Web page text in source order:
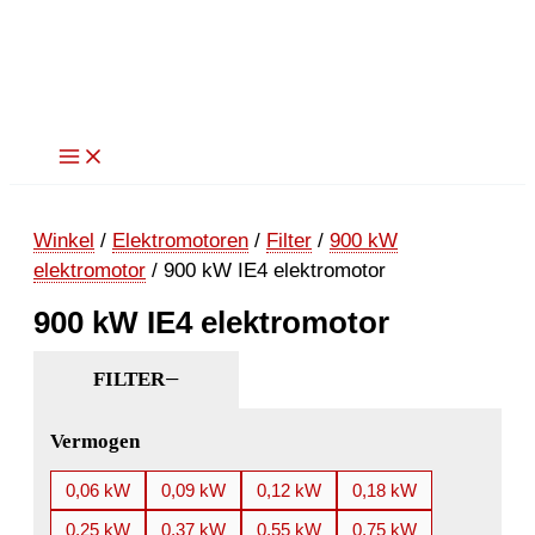
Winkel / Elektromotoren / Filter / 900 kW
elektromotor / 900 kW IE4 elektromotor
900 kW IE4 elektromotor
FILTER
Vermogen
0,06 kW 0,09 kW 0,12 kW
0,18 kW
0,25 kW
0,37 kW 0,55 kW
0,75 kW